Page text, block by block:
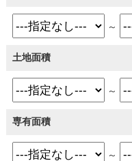
～
土地面積
～
専有面積
～